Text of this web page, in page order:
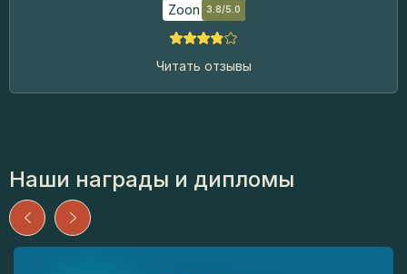
Zoon 3.8/5.0
Читать отзывы
Наши награды и дипломы